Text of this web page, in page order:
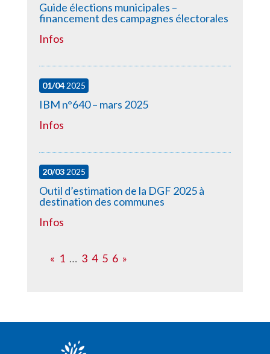
Guide élections municipales –
financement des campagnes électorales
Infos
01/042025
IBM n°640 – mars 2025
Infos
20/032025
Outil d’estimation de la DGF 2025 à
destination des communes
Infos
« 1 … 3 4 5 6 »